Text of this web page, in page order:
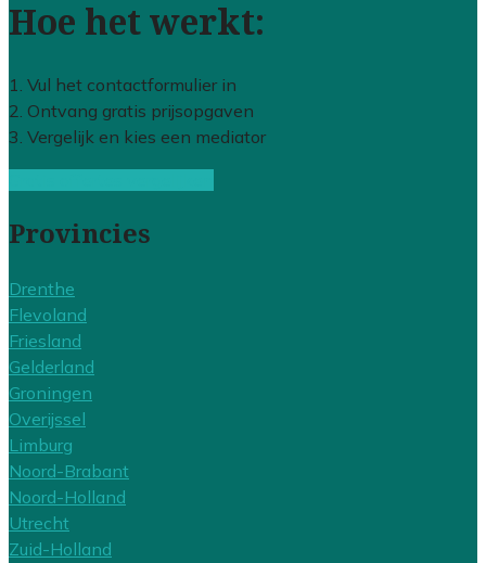
Hoe het werkt:
1. Vul het contactformulier in
2. Ontvang gratis prijsopgaven
3. Vergelijk en kies een mediator
Provincies
Drenthe
Flevoland
Friesland
Gelderland
Groningen
Overijssel
Limburg
Noord-Brabant
Noord-Holland
Utrecht
Zuid-Holland